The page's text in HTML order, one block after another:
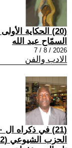
(20) الحكاية الأولى من سيرتي الذاتية، 23
السمّاح عبد الله
2026 / 8 / 7
الادب والفن
الحزب الشيوعي (1/2)